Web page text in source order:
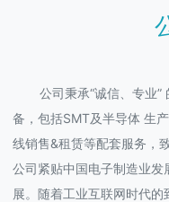
公司秉承“诚信、专业
备，包括SMT及半导体 生
线销售&租赁等配套服务，
公司紧贴中国电子制造业
展。随着工业互联网时代